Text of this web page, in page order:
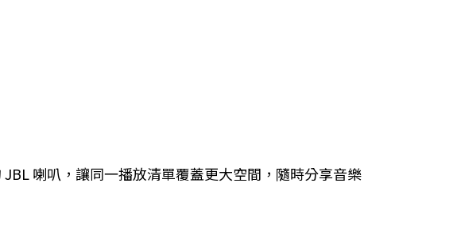
喇叭，讓同一播放清單覆蓋更大空間，隨時分享音樂